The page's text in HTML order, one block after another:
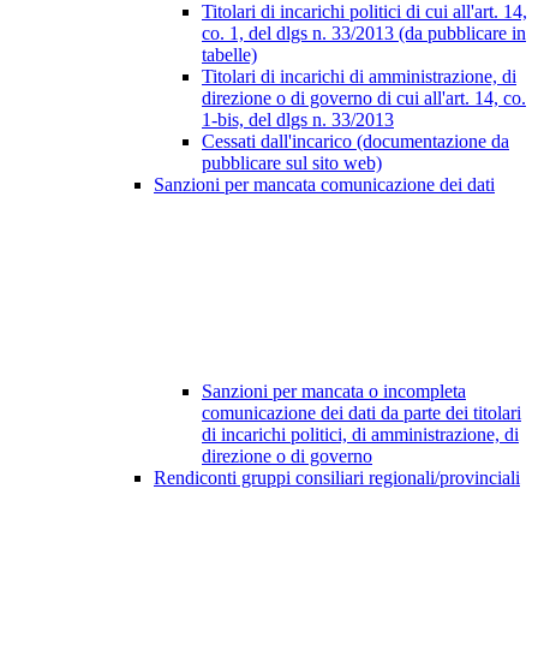
Titolari di incarichi politici di cui all'art. 14,
co. 1, del dlgs n. 33/2013 (da pubblicare in
tabelle)
Titolari di incarichi di amministrazione, di
direzione o di governo di cui all'art. 14, co.
1-bis, del dlgs n. 33/2013
Cessati dall'incarico (documentazione da
pubblicare sul sito web)
Sanzioni per mancata comunicazione dei dati
Sanzioni per mancata o incompleta
comunicazione dei dati da parte dei titolari
di incarichi politici, di amministrazione, di
direzione o di governo
Rendiconti gruppi consiliari regionali/provinciali